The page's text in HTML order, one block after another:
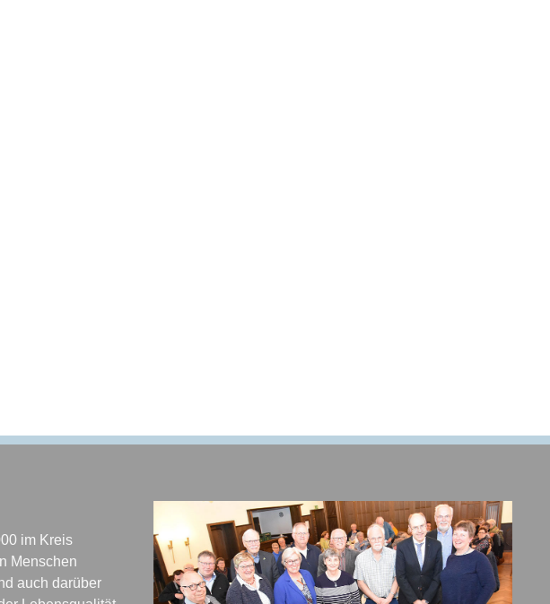
im Kreis
Menschen
auch darüber